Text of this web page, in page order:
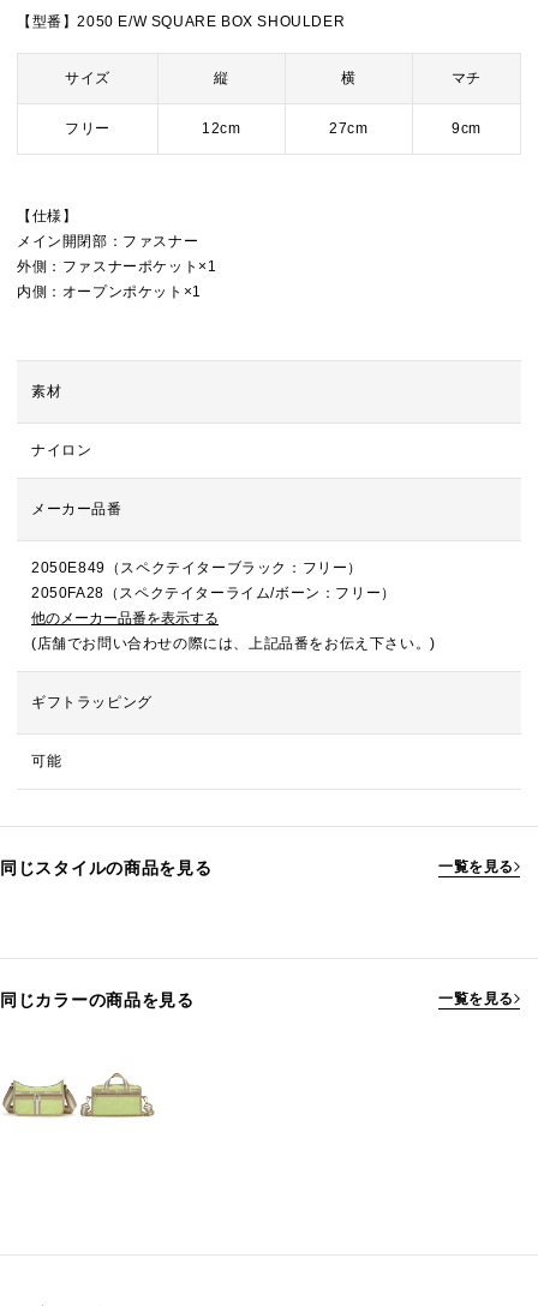
【型番】2050 E/W SQUARE BOX SHOULDER
サイズ 縦 横 マチ
フリー 12cm 27cm 9cm
【仕様】
メイン開閉部：ファスナー
外側：ファスナーポケット×1
内側：オープンポケット×1
素材
ナイロン
メーカー品番
2050E849（スペクテイターブラック：フリー）
2050FA28（スペクテイターライム/ボーン：フリー）
他のメーカー品番を表示する
(店舗でお問い合わせの際には、上記品番をお伝え下さい。)
ギフトラッピング
可能
同じスタイルの商品を見る 一覧を見る
同じカラーの商品を見る 一覧を見る